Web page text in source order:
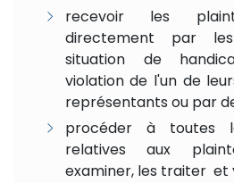
recevoir les
directement par
situation de
violation de l'un de
représentants ou par
procéder à toutes
relatives aux
examiner, les traiter et